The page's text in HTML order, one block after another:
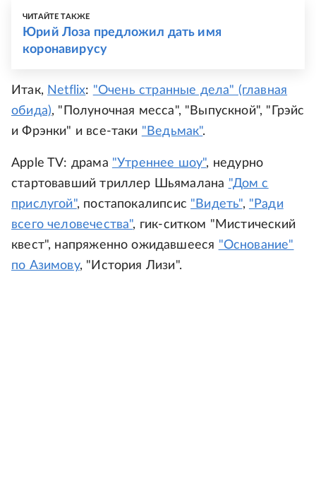
ЧИТАЙТЕ ТАКЖЕ
Юрий Лоза предложил дать имя
коронавирусу
Итак, Netflix: "Очень странные дела" (главная
обида), "Полуночная месса", "Выпускной", "Грэйс
и Фрэнки" и все-таки "Ведьмак".
Apple TV: драма "Утреннее шоу", недурно
стартовавший триллер Шьямалана "Дом с
прислугой", постапокалипсис "Видеть", "Ради
всего человечества", гик-ситком "Мистический
квест", напряженно ожидавшееся "Основание"
по Азимову, "История Лизи".